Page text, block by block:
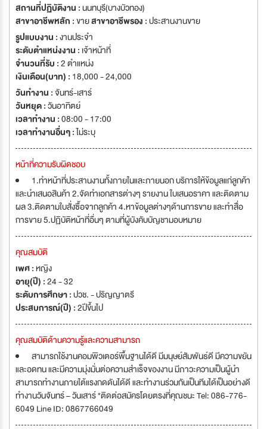
สถานที่ปฏิบัติงาน :นนทบุรี(บางบัวทอง)
สาขาอาชีพหลัก :ขายสาขาอาชีพรอง :ประสานงานขาย
รูปแบบงาน :งานประจำ
ระดับตำแหน่งงาน : เจ้าหน้าที่
จำนวนที่รับ :2 ตำแหน่ง
เงินเดือน(บาท) : 18,000 - 24,000
วันทำงาน :จันทร์-เสาร์
วันหยุด :วันอาทิตย์
เวลาทำงาน :08:00 - 17:00
เวลาทำงานอื่นๆ :ไม่ระบุ
หน้าที่ความรับผิดชอบ
1.ทำหน้าที่ประสานงานทั้งภายในและภายนอก บริการให้ข้อมูลแก่ลูกค้า
และนำเสนอสินค้า 2.จัดทำเอกสารต่างๆ รายงาน ใบเสนอราคา และติดตาม
ผล 3.ติดตามใบสั่งซื้อจากลูกค้า 4.หาข้อมูลต่างๆด้านการขาย และทำสื่อ
การขาย 5.ปฏิบัติหน้าที่อื่นๆ ตามที่ผู้บังคับบัญชามอบหมาย
คุณสมบัติ
เพศ :หญิง
อายุ(ปี) :24 - 32
ระดับการศึกษา :ปวช. - ปริญญาตรี
ประสบการณ์(ปี) :2ปีขึ้นไป
คุณสมบัติด้านความรู้และความสามารถ
สามารถใช้งานคอมพิวเตอร์พื้นฐานได้ดี มีมนุษย์สัมพันธ์ดี มีความขยัน
และอดทน และมีความมุ่งมั่นต่อความสำเร็จของงาน มีภาวะความเป็นผู้นำ
สามารถทำงานภายใต้แรงกดดันได้ดี และทำงานร่วมกันเป็นทีมได้เป็นอย่างดี
ทำงานวันจันทร์ – วันเสาร์ *ติดต่อสมัครโดยตรงที่คุณชนะ Tel: 086-776-
6049 Line ID: 0867766049